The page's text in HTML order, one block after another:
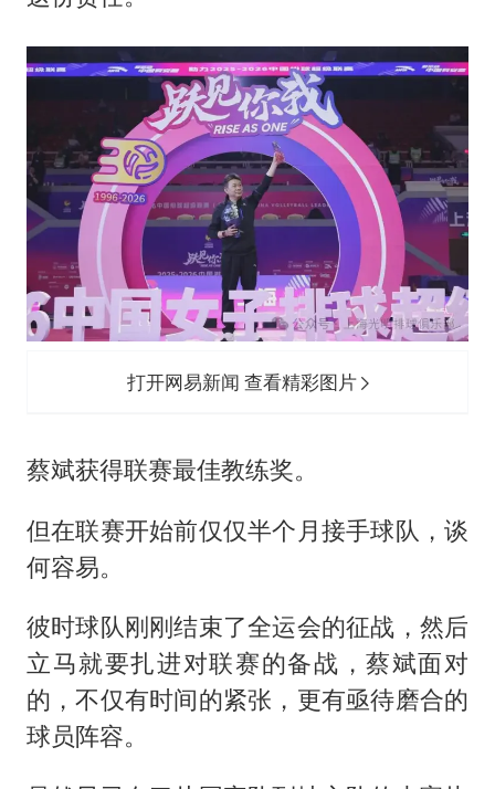
打开网易新闻 查看精彩图片
蔡斌获得联赛最佳教练奖。
但在联赛开始前仅仅半个月接手球队，谈
何容易。
彼时球队刚刚结束了全运会的征战，然后
立马就要扎进对联赛的备战，蔡斌面对
的，不仅有时间的紧张，更有亟待磨合的
球员阵容。